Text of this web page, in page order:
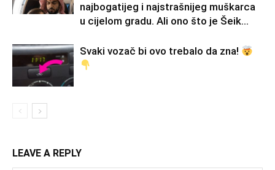
najbogatijeg i najstrašnijeg muškarca
u cijelom gradu. Ali ono što je Šeik...
Svaki vozač bi ovo trebalo da zna!
LEAVE A REPLY